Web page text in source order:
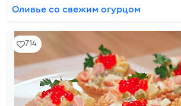
Оливье со свежим огурцом
714